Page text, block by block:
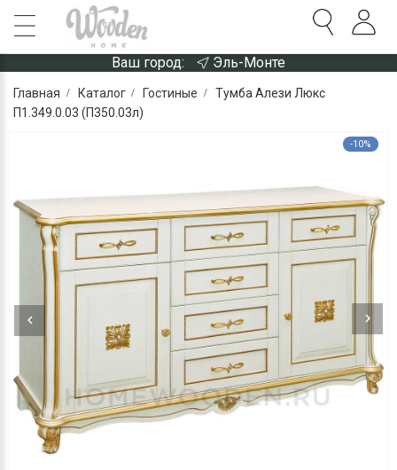
Ваш город: Эль-Монте
Главная Каталог Гостиные
Тумба Алези Люкс
П1.349.0.03 (П350.03л)
-10%